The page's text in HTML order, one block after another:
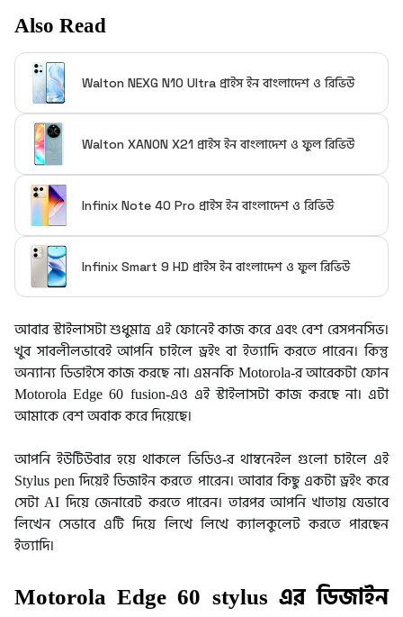
Also Read
Walton NEXG N10 Ultra প্রাইস ইন বাংলাদেশ ও রিভিউ
Walton XANON X21 প্রাইস ইন বাংলাদেশ ও ফুল রিভিউ
Infinix Note 40 Pro প্রাইস ইন বাংলাদেশ ও রিভিউ
Infinix Smart 9 HD প্রাইস ইন বাংলাদেশ ও ফুল রিভিউ
আবার স্টাইলাসটা শুধুমাত্র এই ফোনেই কাজ করে এবং বেশ রেসপনসিভ।
খুব সাবলীলভাবেই আপনি চাইলে ড্রইং বা ইত্যাদি করতে পারেন। কিন্তু
অন্যান্য ডিভাইসে কাজ করছে না। এমনকি Motorola-র আরেকটা ফোন
Motorola Edge 60 fusion-এও এই স্টাইলাসটা কাজ করছে না। এটা
আমাকে বেশ অবাক করে দিয়েছে।
আপনি ইউটিউবার হয়ে থাকলে ভিডিও-র থাম্বনেইল গুলো চাইলে এই
Stylus pen দিয়েই ডিজাইন করতে পারেন। আবার কিছু একটা ড্রইং করে
সেটা AI দিয়ে জেনারেট করতে পারেন। তারপর আপনি খাতায় যেভাবে
লিখেন সেভাবে এটি দিয়ে লিখে লিখে ক্যালকুলেট করতে পারছেন
ইত্যাদি।
Motorola Edge 60 stylus এর ডিজাইন